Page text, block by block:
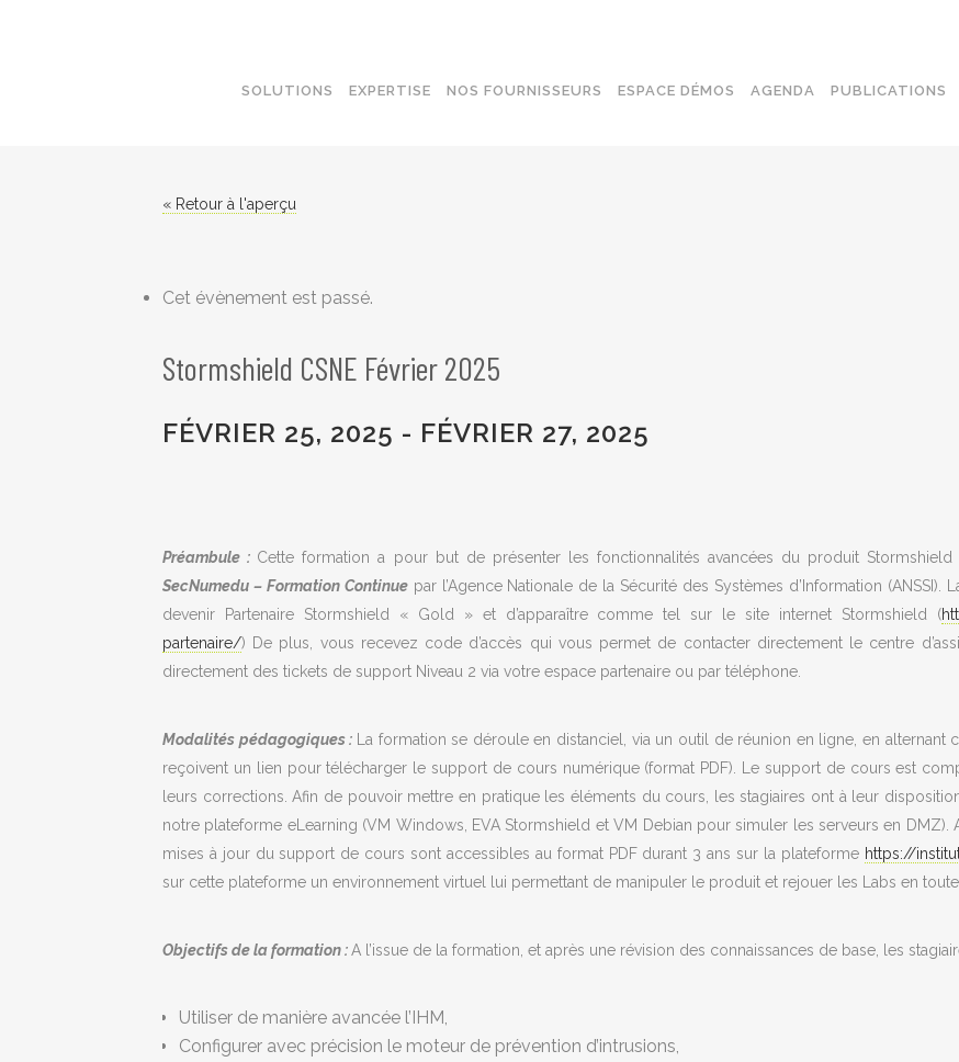
SOLUTIONS EXPERTISE NOS FOURNISSEURS ESPACE DÉMOS AGENDA PUBLICATIONS
« Retour à l'aperçu
Cet évènement est passé.
Stormshield CSNE Février 2025
FÉVRIER 25, 2025 - FÉVRIER 27, 2025
Préambule : Cette formation a pour but de présenter les fonctionnalités avancées du produit
SecNumedu – Formation Continuepar l’Agence Nationale de la Sécurité des Systèmes d’Information
devenir Partenaire Stormshield « Gold » et d’apparaître comme tel sur le site internet Stormshield (
partenaire/) De plus, vous recevez code d’accès qui vous permet de contacter directement le centre
directement des tickets de support Niveau 2 via votre espace partenaire ou par téléphone.
Modalités pédagogiques :
La formation se déroule en distanciel, via un outil de réunion en ligne, en alternant
reçoivent un lien pour télécharger le support de cours numérique (format PDF). Le support de cours est
leurs corrections. Afin de pouvoir mettre en pratique les éléments du cours, les stagiaires ont à leur
notre plateforme eLearning (VM Windows, EVA Stormshield et VM Debian pour simuler les serveurs en DMZ).
mises à jour du support de cours sont accessibles au format PDF durant 3 ans sur la plateforme https://
sur cette plateforme un environnement virtuel lui permettant de manipuler le produit et rejouer les Labs en
Objectifs de la formation :A l’issue de la formation, et après une révision des connaissances de base, les
Utiliser de manière avancée l’IHM,
Configurer avec précision le moteur de prévention d’intrusions,